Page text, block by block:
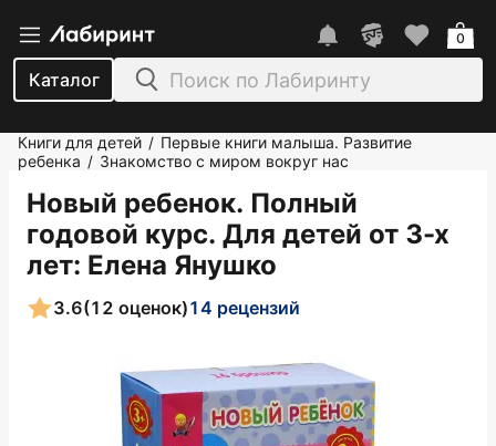
Каталог
0
Книги для детей / Первые книги малыша. Развитие
ребенка / Знакомство с миром вокруг нас
Новый ребенок. Полный
годовой курс. Для детей от 3-х
лет: Елена Янушко
3.6(12 оценок)14 рецензий